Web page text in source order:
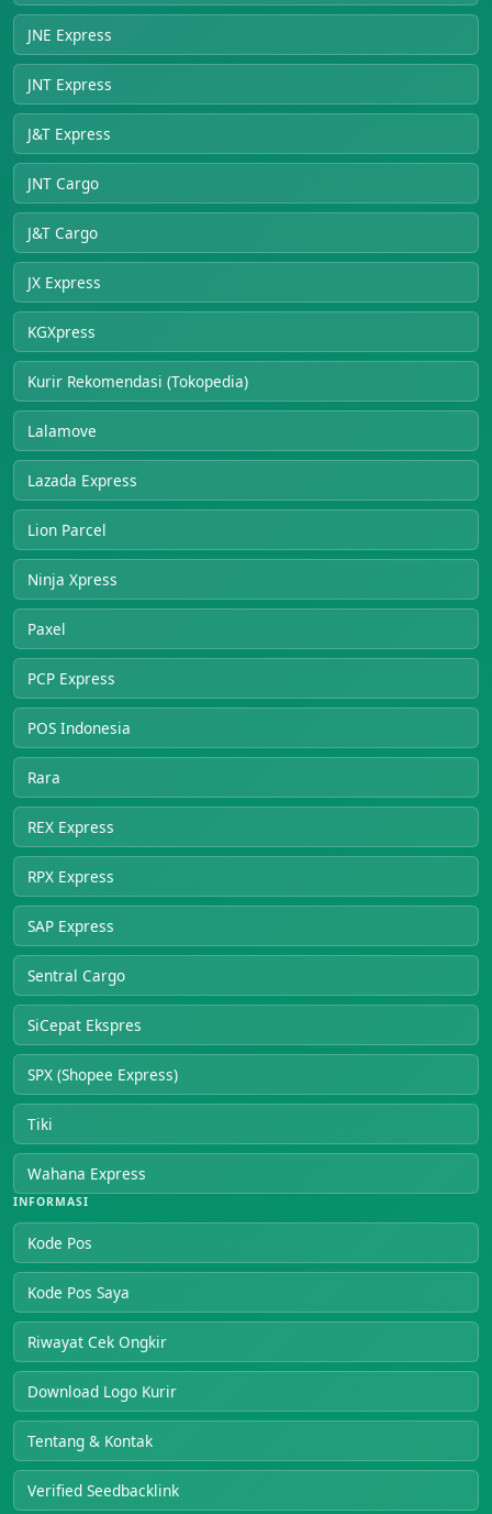
JNE Express
JNT Express
J&T Express
JNT Cargo
J&T Cargo
JX Express
KGXpress
Kurir Rekomendasi (Tokopedia)
Lalamove
Lazada Express
Lion Parcel
Ninja Xpress
Paxel
PCP Express
POS Indonesia
Rara
REX Express
RPX Express
SAP Express
Sentral Cargo
SiCepat Ekspres
SPX (Shopee Express)
Tiki
Wahana Express
INFORMASI
Kode Pos
Kode Pos Saya
Riwayat Cek Ongkir
Download Logo Kurir
Tentang & Kontak
Verified Seedbacklink